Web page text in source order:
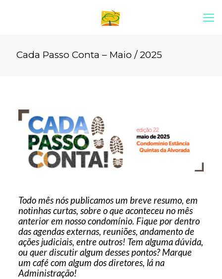
Cada Passo Conta – Maio / 2025
Todo mês nós publicamos um breve resumo, em
notinhas curtas, sobre o que aconteceu no mês
anterior em nosso condomínio. Fique por dentro
das agendas externas, reuniões, andamento de
ações judiciais, entre outros! Tem alguma dúvida,
ou quer discutir algum desses pontos? Marque
um café com algum dos diretores, lá na
Administração!